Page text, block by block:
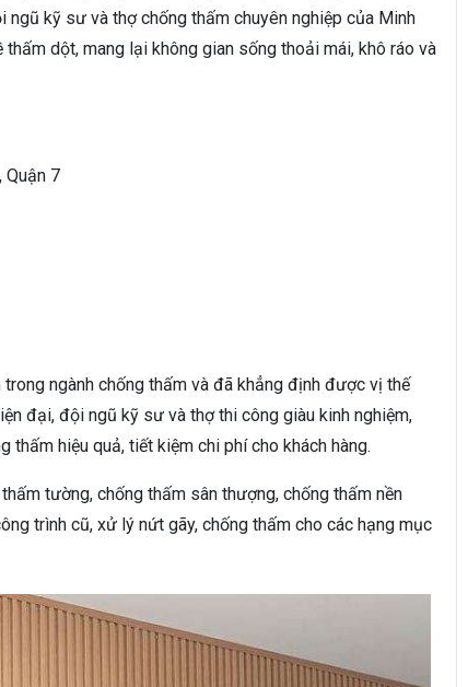
kỹ sư và thợ chống thấm chuyên nghiệp của Minh
dột, mang lại không gian sống thoải mái, khô ráo và
Quận 7
ngành chống thấm và đã khẳng định được vị thế
đại, đội ngũ kỹ sư và thợ thi công giàu kinh nghiệm,
hiệu quả, tiết kiệm chi phí cho khách hàng.
tường, chống thấm sân thượng, chống thấm nền
trình cũ, xử lý nứt gãy, chống thấm cho các hạng mục